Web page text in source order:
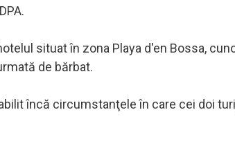
situat în zona Playa d'en Bossa,
de bărbat.
încă circumstanţele în care cei doi